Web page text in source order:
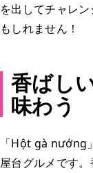
を出してチャレ
もしれません！
香ばし
味わう
「Hột gà nướng
屋台グルメです